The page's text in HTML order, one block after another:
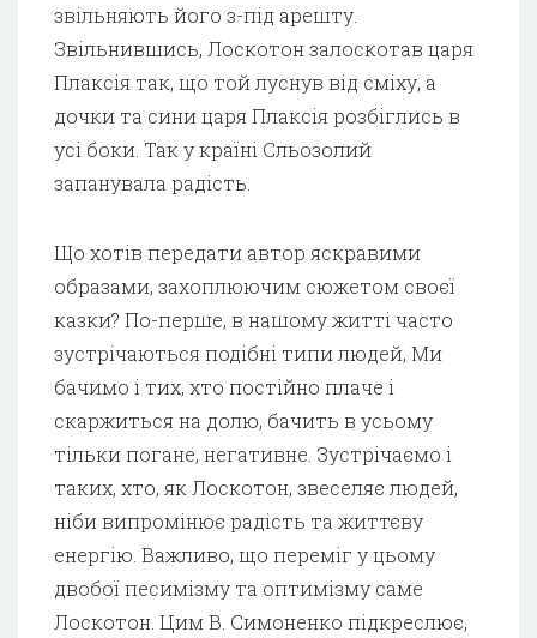
звільняють його з-під арешту.
Звільнившись, Лоскотон залоскотав царя
Плаксія так, що той луснув від сміху, а
дочки та сини царя Плаксія розбіглись в
усі боки. Так у країні Сльозолий
запанувала радість.
Що хотів передати автор яскравими
образами, захоплюючим сюжетом своєї
казки? По-перше, в нашому житті часто
зустрічаються подібні типи людей, Ми
бачимо і тих, хто постійно плаче і
скаржиться на долю, бачить в усьому
тільки погане, негативне. Зустрічаємо і
таких, хто, як Лоскотон, звеселяє людей,
ніби випромінює радість та життєву
енергію. Важливо, що переміг у цьому
двобої песимізму та оптимізму саме
Лоскотон. Цим В. Симоненко підкреслює,